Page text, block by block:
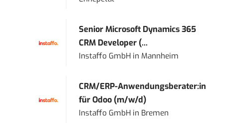
Senior Microsoft Dynamics 365
CRM Developer (...
Instaffo GmbH in Mannheim
CRM/ERP-Anwendungsberater:in
für Odoo (m/w/d)
Instaffo GmbH in Bremen